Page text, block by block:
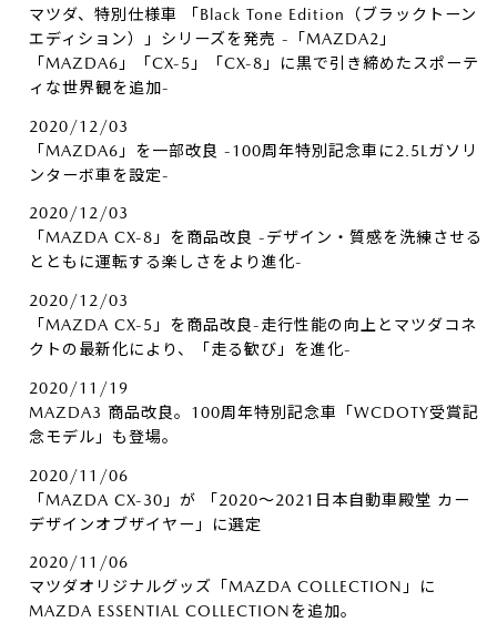
マツダ、特別仕様車 「Black Tone Edition（ブラックトーン
エディション）」シリーズを発売 -「MAZDA2」
「MAZDA6」「CX-5」「CX-8」に黒で引き締めたスポーテ
ィな世界観を追加-
2020/12/03
「MAZDA6」を一部改良 -100周年特別記念車に2.5Lガソリ
ンターボ車を設定-
2020/12/03
「MAZDA CX-8」を商品改良 -デザイン・質感を洗練させる
とともに運転する楽しさをより進化-
2020/12/03
「MAZDA CX-5」を商品改良-走行性能の向上とマツダコネ
クトの最新化により、「走る歓び」を進化-
2020/11/19
MAZDA3 商品改良。100周年特別記念車「WCDOTY受賞記
念モデル」も登場。
2020/11/06
「MAZDA CX-30」が 「2020～2021日本自動車殿堂 カー
デザインオブザイヤー」に選定
2020/11/06
マツダオリジナルグッズ「MAZDA COLLECTION」に
MAZDA ESSENTIAL COLLECTIONを追加。